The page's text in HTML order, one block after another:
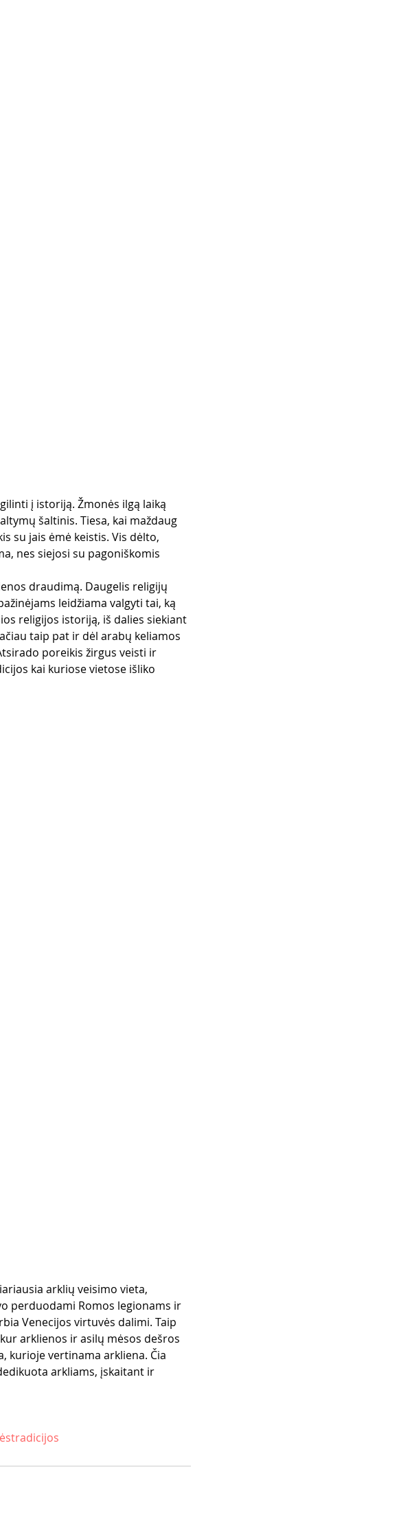
į istoriją. Žmonės ilgą laiką
šaltinis. Tiesa, kai maždaug
su jais ėmė keistis. Vis dėlto,
nes siejosi su pagoniškomis
draudimą. Daugelis religijų
leidžiama valgyti tai, ką
religijos istoriją, iš dalies siekiant
taip pat ir dėl arabų keliamos
poreikis žirgus veisti ir
kai kuriose vietose išliko
arklių veisimo vieta,
perduodami Romos legionams ir
Venecijos virtuvės dalimi. Taip
arklienos ir asilų mėsos dešros
kurioje vertinama arkliena. Čia
arkliams, įskaitant ir